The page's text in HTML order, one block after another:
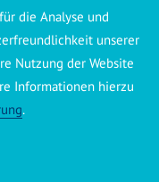
517 86
die Analyse und
unserer
Nutzung der Website
Informationen hierzu
.